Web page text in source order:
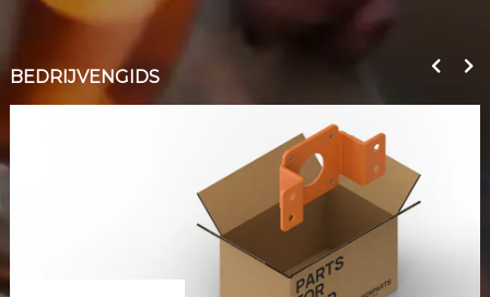
BEDRIJVENGIDS